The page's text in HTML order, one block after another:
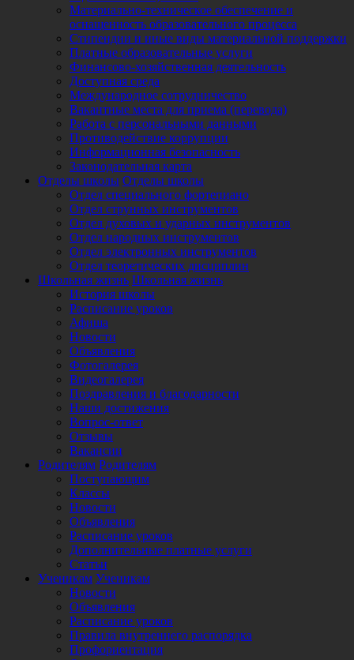
Материально-техническое обеспечение и
оснащенность образовательного процесса
Стипендии и иные виды материальной поддержки
Платные образовательные услуги
Финансово-хозяйственная деятельность
Доступная среда
Международное сотрудничество
Вакантные места для приема (перевода)
Работа с персональными данными
Противодействие коррупции
Информационная безопасность
Законодательная карта
Отделы школы Отделы школы
Отдел специального фортепиано
Отдел струнных инструментов
Отдел духовых и ударных инструментов
Отдел народных инструментов
Отдел электронных инструментов
Отдел теоретических дисциплин
Школьная жизнь Школьная жизнь
История школы
Расписание уроков
Афиша
Новости
Объявления
Фотогалерея
Видеогалерея
Поздравления и благодарности
Наши достижения
Вопрос-ответ
Отзывы
Вакансии
Родителям Родителям
Поступающим
Классы
Новости
Объявления
Расписание уроков
Дополнительные платные услуги
Статьи
Ученикам Ученикам
Новости
Объявления
Расписание уроков
Правила внутреннего распорядка
Профориентация